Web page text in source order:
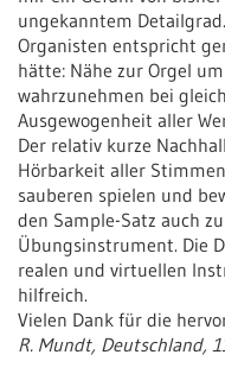
ungekanntem
Organisten entspricht
hätte: Nähe zur Orgel
wahrzunehmen bei
Ausgewogenheit aller
Der relativ kurze
Hörbarkeit aller
sauberen spielen und
den Sample-Satz auch
Übungsinstrument. Die
realen und virtuellen
hilfreich.
Vielen Dank für die
R. Mundt, Deutschland,